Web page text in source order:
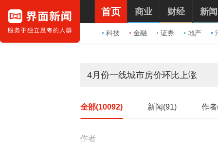
首页
科技 金融 证券 地产
商业 财经 新闻
全部(10092) 新闻(91) 作
作者